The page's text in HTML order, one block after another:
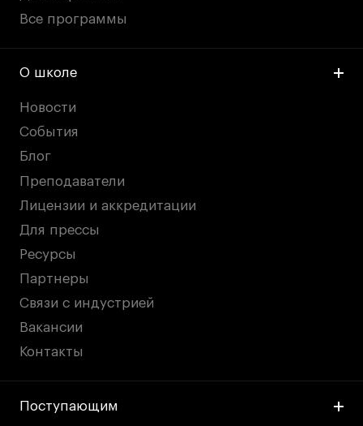
Все программы
О школе
Новости
События
Блог
Преподаватели
Лицензии и аккредитации
Для прессы
Ресурсы
Партнеры
Связи с индустрией
Вакансии
Контакты
Поступающим